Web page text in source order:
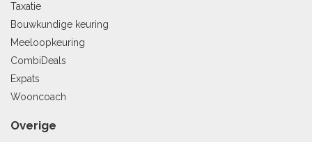
Taxatie
Bouwkundige keuring
Meeloopkeuring
CombiDeals
Expats
Wooncoach
Overige